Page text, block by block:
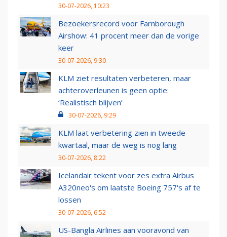
30-07-2026, 10:23
Bezoekersrecord voor Farnborough
Airshow: 41 procent meer dan de vorige
keer
30-07-2026, 9:30
KLM ziet resultaten verbeteren, maar
achteroverleunen is geen optie:
‘Realistisch blijven’
30-07-2026, 9:29
KLM laat verbetering zien in tweede
kwartaal, maar de weg is nog lang
30-07-2026, 8:22
Icelandair tekent voor zes extra Airbus
A320neo's om laatste Boeing 757's af te
lossen
30-07-2026, 6:52
US-Bangla Airlines aan vooravond van